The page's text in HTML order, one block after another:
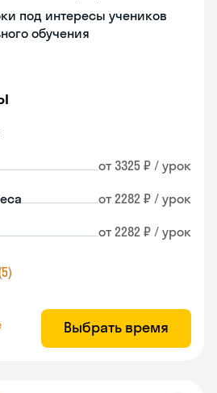
под интересы учеников
обучения
от 3325 ₽ / урок
от 2282 ₽ / урок
от 2282 ₽ / урок
Выбрать время